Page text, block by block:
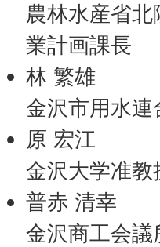
農林水産省
業計画課長
林 繁雄
金沢市用水連
原 宏江
金沢大学准教
普赤 清幸
金沢商工会